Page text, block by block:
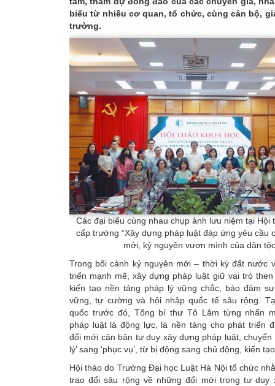
biểu từ nhiều cơ quan, tổ chức, cùng cán bộ,
trường.
Các đại biểu cùng nhau chụp ảnh lưu niệm tại Hội
cấp trường “Xây dựng pháp luật đáp ứng yêu cầu
mới, kỷ nguyên vươn mình của dân
Trong bối cảnh kỷ nguyên mới – thời kỳ đất nước
triển mạnh mẽ, xây dựng pháp luật giữ vai trò
kiến tạo nền tảng pháp lý vững chắc, bảo đảm
vững, tự cường và hội nhập quốc tế sâu rộng.
quốc trước đó, Tổng bí thư Tô Lâm từng nhấn
pháp luật là động lực, là nền tảng cho phát triển
đổi mới căn bản tư duy xây dựng pháp luật, chuyển
lý’ sang ‘phục vụ’, từ bị động sang chủ động, kiến
Hội thảo do Trường Đại học Luật Hà Nội tổ chức
trao đổi sâu rộng về những đổi mới trong tư duy